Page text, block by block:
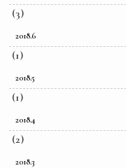
(3)
2018.6
(1)
2018.5
(1)
2018.4
(2)
2018.3